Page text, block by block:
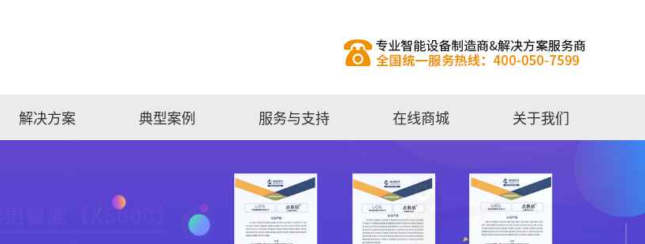
解决方案 典型案例 服务与支持 在线商城 关于我们